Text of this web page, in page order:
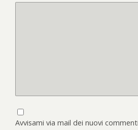
Avvisami via mail dei nuovi